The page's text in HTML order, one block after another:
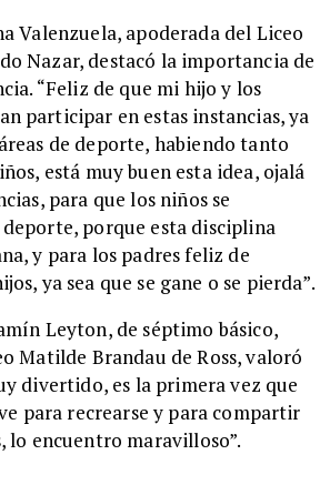
Valenzuela, apoderada del Liceo
Nazar, destacó la importancia de
“Feliz de que mi hijo y los
participar en estas instancias, ya
de deporte, habiendo tanto
está muy buen esta idea, ojalá
para que los niños se
porque esta disciplina
y para los padres feliz de
ya sea que se gane o se pierda”.
Leyton, de séptimo básico,
Matilde Brandau de Ross, valoró
divertido, es la primera vez que
para recrearse y para compartir
lo encuentro maravilloso”.